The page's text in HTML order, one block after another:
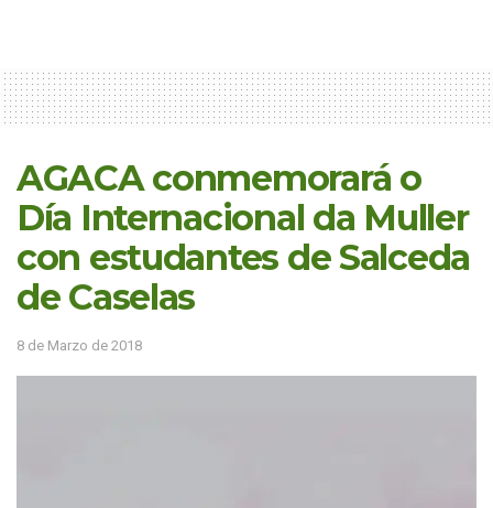
AGACA conmemorará o
Día Internacional da Muller
con estudantes de Salceda
de Caselas
8 de Marzo de 2018